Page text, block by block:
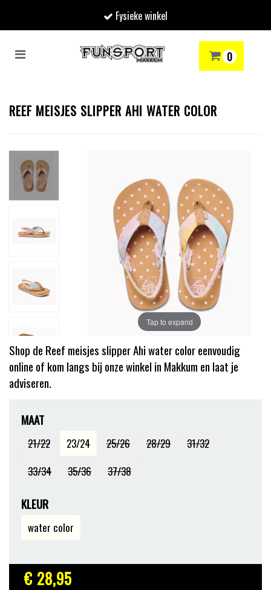
Fysieke winkel
Toggle
0
Vul hem met producten.
SKIËN WINTERSPORTSHOP
REEF MEISJES SLIPPER AHI WATER COLOR
Tap to expand
Shop de Reef meisjes slipper Ahi water color eenvoudig
online of kom langs bij onze winkel in Makkum en laat je
adviseren.
MAAT
21/22 23/24 25/26 28/29
31/32
33/34
35/36 37/38
KLEUR
water color
€ 28,95